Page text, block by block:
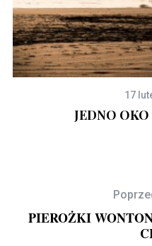
17
JEDNO
PIEROŻKI